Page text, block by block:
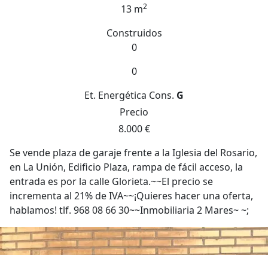
13 m2
Construidos
0
0
Et. Energética Cons. G
Precio
8.000 €
Se vende plaza de garaje frente a la Iglesia del Rosario,
en La Unión, Edificio Plaza, rampa de fácil acceso, la
entrada es por la calle Glorieta.~~El precio se
incrementa al 21% de IVA~~¡Quieres hacer una oferta,
hablamos! tlf. 968 08 66 30~~Inmobiliaria 2 Mares~ ~;